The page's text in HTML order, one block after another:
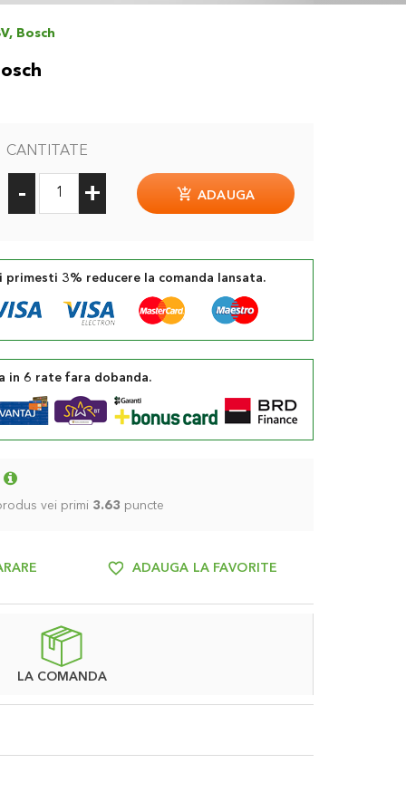
Bosch
CANTITATE
- + ADAUGA
primesti 3% reducere la comanda lansata.
in 6 rate fara dobanda.
vei primi 3.63 puncte
ADAUGA LA FAVORITE
LA COMANDA